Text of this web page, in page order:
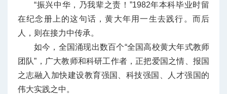
“振兴中华，乃我辈之责！”1982年本科毕业时留
在纪念册上的这句话，黄大年用一生去践行。而后
人，则在接力中传承。
如今，全国涌现出数百个“全国高校黄大年式教师
团队”，广大教师和科研工作者，正把爱国之情、报国
之志融入加快建设教育强国、科技强国、人才强国的
伟大实践之中。